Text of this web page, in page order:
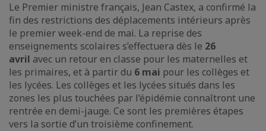
Le Premier ministre français, Jean Castex, a confirmé la
fin des restrictions des déplacements intérieurs après
le premier week-end de mai. La reprise des
enseignements scolaires s’effectuera dès le 26
avril avec un retour en classe pour les maternelles et
les primaires, et à partir du 6 mai pour les collèges et
les lycées. Les collèges et les lycées situés dans les
zones les plus touchées par l’épidémie connaîtront une
rentrée en demi-jauge. Ce sont les premières étapes
vers la sortie d’un troisième confinement.